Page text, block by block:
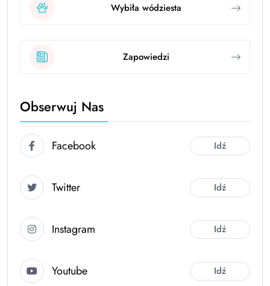
Wybiła wódziesta
Zapowiedzi
Obserwuj Nas
Facebook Idź
Twitter Idź
Instagram Idź
Youtube Idź